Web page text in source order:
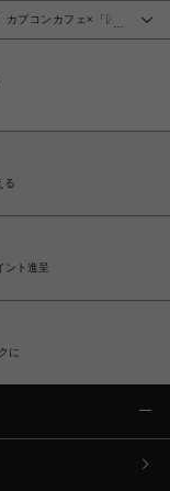
カプコンカフェ×「囚
る
ント進呈
に